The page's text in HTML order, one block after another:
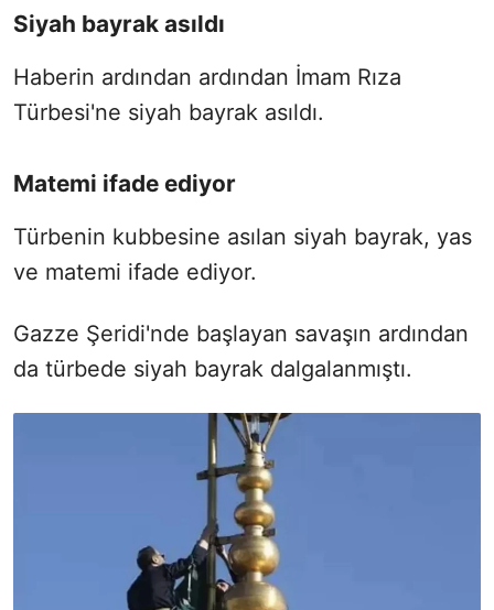
Siyah bayrak asıldı
Haberin ardından ardından İmam Rıza
Türbesi'ne siyah bayrak asıldı.
Matemi ifade ediyor
Türbenin kubbesine asılan siyah bayrak, yas
ve matemi ifade ediyor.
Gazze Şeridi'nde başlayan savaşın ardından
da türbede siyah bayrak dalgalanmıştı.